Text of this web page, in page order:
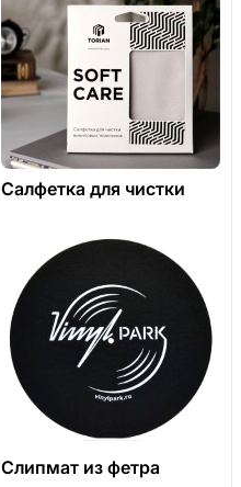
Салфетка для чистки
Слипмат из фетра